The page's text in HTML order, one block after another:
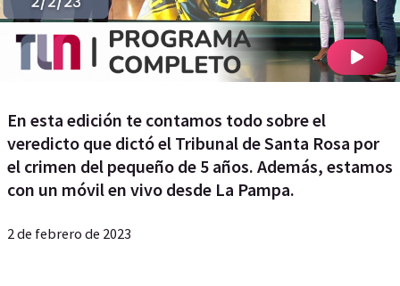
En esta edición te contamos todo sobre el
veredicto que dictó el Tribunal de Santa Rosa por
el crimen del pequeño de 5 años. Además, estamos
con un móvil en vivo desde La Pampa.
2 de febrero de 2023